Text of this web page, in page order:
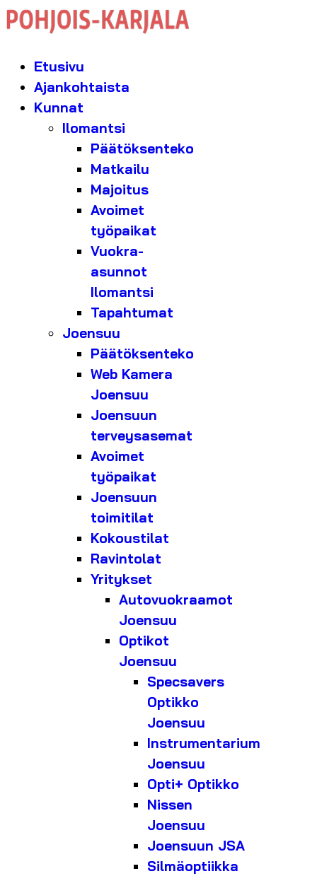
Etusivu
Ajankohtaista
Kunnat
Ilomantsi
Päätöksenteko
Matkailu
Majoitus
Avoimet
työpaikat
Vuokra-
asunnot
Ilomantsi
Tapahtumat
Joensuu
Päätöksenteko
Web Kamera
Joensuu
Joensuun
terveysasemat
Avoimet
työpaikat
Joensuun
toimitilat
Kokoustilat
Ravintolat
Yritykset
Autovuokraamot
Joensuu
Optikot
Joensuu
Specsavers
Optikko
Joensuu
Instrumentarium
Joensuu
Opti+ Optikko
Nissen
Joensuu
Joensuun JSA
Silmäoptiikka